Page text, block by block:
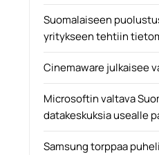
Suomalaiseen
yritykseen tehtiin
Cinemaware julkaisee
Microsoftin valtava
datakeskuksia usealle
Samsung torppaa